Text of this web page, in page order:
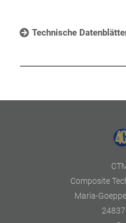
Technische
Composite
Maria-